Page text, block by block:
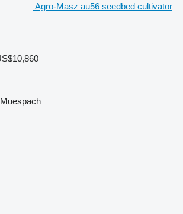
Agro-Masz au56 seedbed cultivator